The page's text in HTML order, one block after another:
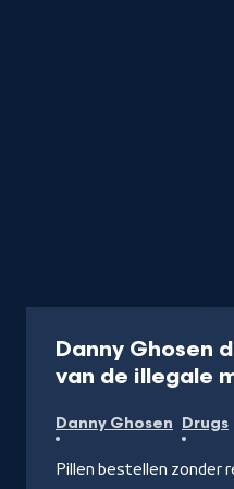
Danny Ghosen
van de illegale
Danny Ghosen Drugs
Pillen bestellen zonder